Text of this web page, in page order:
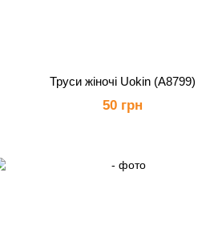
Труси жіночі Uokin (А8799)
50 грн